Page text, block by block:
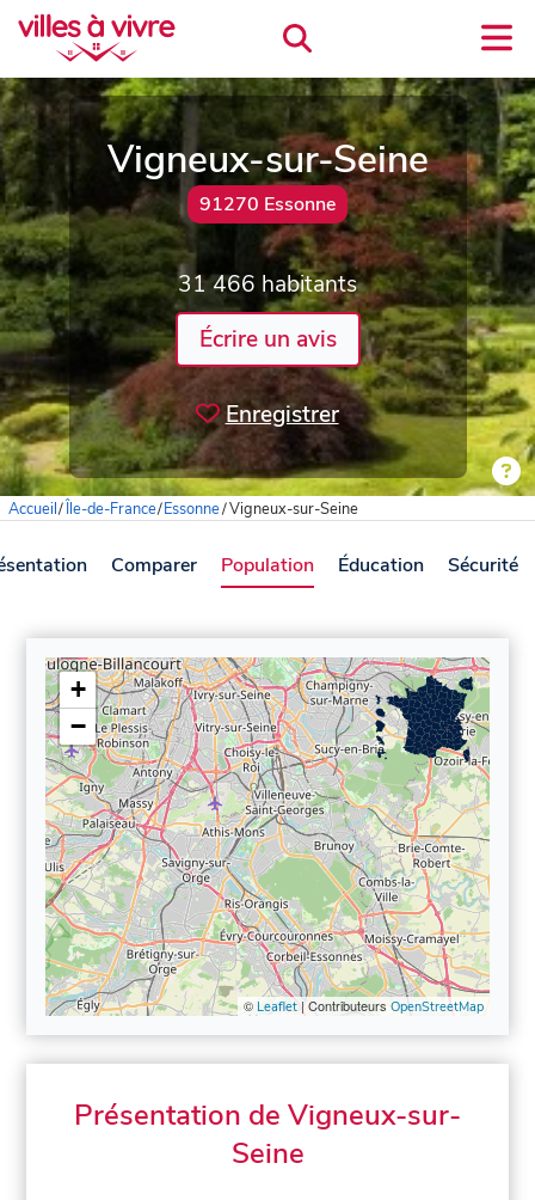
Vigneux-sur-Seine
91270 Essonne
31 466 habitants
Écrire un avis
Enregistrer
Accueil/Île-de-France/Essonne/Vigneux-sur-Seine
Comparer Population Éducation Sécurité
+
−
© Leaflet| Contributeurs OpenStreetMap
Présentation de Vigneux-sur-
Seine